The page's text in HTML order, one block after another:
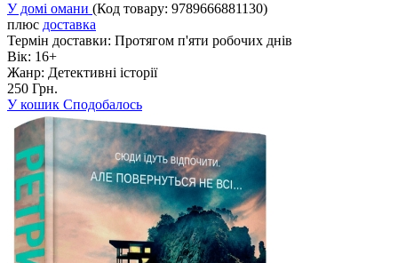
У домі омани (Код товару: 9789666881130)
плюс доставка
Термін доставки: Протягом п'яти робочих днів
Вік: 16+
Жанр: Детективні історії
250 Грн.
У кошик Сподобалось